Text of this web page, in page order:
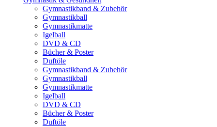
Gymnastikband & Zubehör
Gymnastikball
Gymnastikmatte
Igelball
DVD & CD
Bücher & Poster
Duftöle
Gymnastikband & Zubehör
Gymnastikball
Gymnastikmatte
Igelball
DVD & CD
Bücher & Poster
Duftöle